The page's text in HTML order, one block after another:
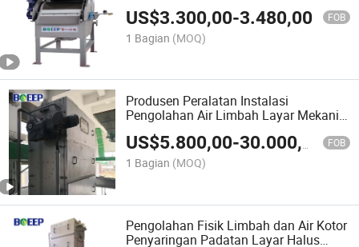
US$3.300,00-3.480,00 FOB
1 Bagian (MOQ)
Produsen Peralatan Instalasi
Pengolahan Air Limbah Layar Mekanik
Otomatis Stainless Steel
US$5.800,00-30.000,00 FOB
1 Bagian (MOQ)
Pengolahan Fisik Limbah dan Air Kotor
Penyaringan Padatan Layar Halus